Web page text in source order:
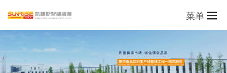
菜单